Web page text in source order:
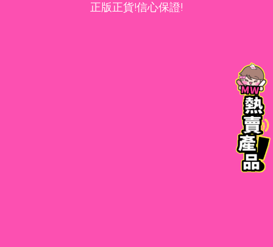
正版正貨!信心保證!